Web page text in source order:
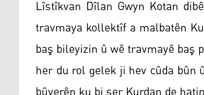
Lîstîkvan Dîlan Gwyn Kotan
travmaya kollektîf a malbatên
baş bileyizin û wê travmayê baş
her du rol gelek ji hev cûda bûn